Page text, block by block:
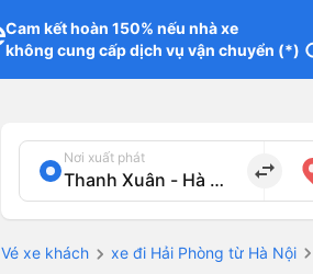
Cam kết hoàn 150% nếu nhà xe
không cung cấp dịch vụ vận chuyển (*)
Nơi xuất phát
import_export
Vé xe khách xe đi Hải Phòng từ Hà Nội